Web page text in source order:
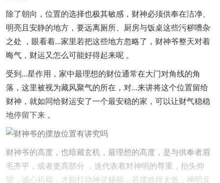
除了朝向，位置的选择也极其敏感，财神必须供奉在洁净、
明亮且安静的地方，要远离厕所、厨房与饭桌这些污秽嘈杂
之处 ，眼看着...家里若把这些地方忽略了，财神爷整天对着
晦气，财运又怎么可能好得起来呢 。
受到...星作用，家中最理想的财位通常在大门对角线的角
落，这里被视为藏风聚气的所在，对...来讲将这个位置留给
财神，就如同给财运安了一个最安稳的家，可以让财气稳稳
地停留下来 。
财神爷的高度，也暗藏玄机，最理想的高度，是与供奉者眉
毛齐平，或者更高部分 ，这代表着对神明的尊重，抬头仰
望，诚心祈福，才能打动神灵赐福，若摆放得太低，神明反